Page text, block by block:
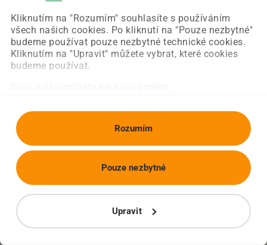
Kliknutím na "Rozumím" souhlasíte s používáním
všech našich cookies. Po kliknutí na "Pouze nezbytné"
budeme používat pouze nezbytné technické cookies.
Kliknutím na "Upravit" můžete vybrat, které cookies
budeme používat.
Rozumím
Upravit
Pouze nezbytné
Obnovit stránku Úvodní strana